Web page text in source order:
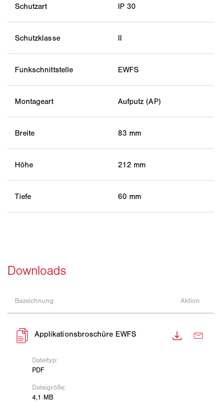
Schutzart IP 30
Schutzklasse II
Funkschnittstelle EWFS
Montageart Aufputz (AP)
Breite 83 mm
Höhe 212 mm
Tiefe 60 mm